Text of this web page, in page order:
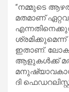
“നമ്മുടെ
മതമാണ്
ശ്രമിക്കുമെന്ന്
ഇതാണ്.
ആളുകൾക്ക്
ദി